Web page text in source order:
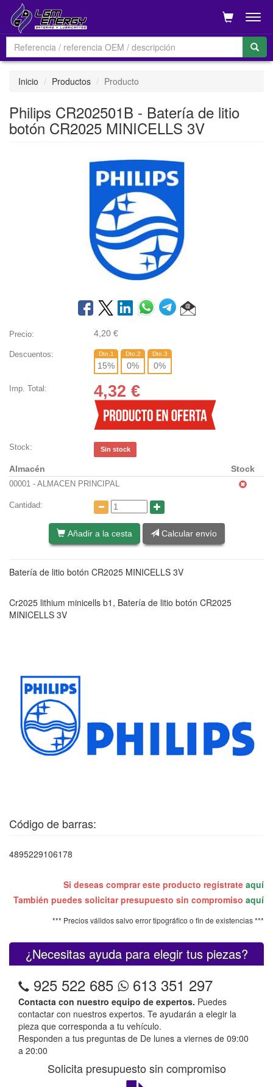
Inicio Productos Producto
Philips CR202501B - Batería de litio
botón CR2025 MINICELLS 3V
Precio: 4,20 €
Descuentos: Dto.1
15%
Dto.2
0%
Dto.3
0%
Imp. Total: 4,32 €
Stock: Sin stock
Almacén Stock
00001 - ALMACEN PRINCIPAL
Cantidad:
Añadir a la cesta Calcular envío
Batería de litio botón CR2025 MINICELLS 3V
Cr2025 lithium minicells b1, Batería de litio botón CR2025
MINICELLS 3V
Código de barras:
4895229106178
Si deseas comprar este producto regístrate aquí
También puedes solicitar presupuesto sin compromiso aquí
*** Precios válidos salvo error tipográfico o fin de existencias ***
¿Necesitas ayuda para elegir tus piezas?
925 522 685 613 351 297
Contacta con nuestro equipo de expertos. Puedes
contactar con nuestros expertos. Te ayudarán a elegir la
pieza que corresponda a tu vehículo.
Responden a tus preguntas de De lunes a viernes de 09:00
a 20:00
Solicita presupuesto sin compromiso